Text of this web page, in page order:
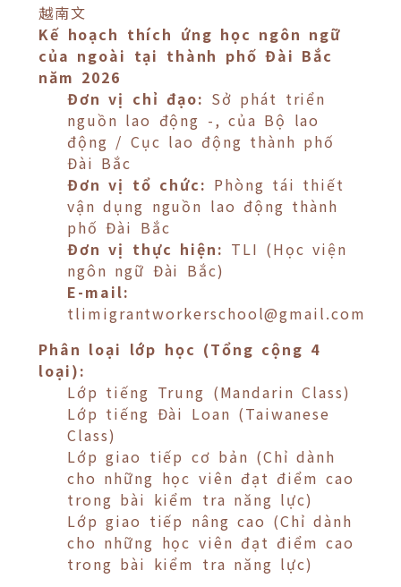
越南文
Kế hoạch thích ứng học ngôn ngữ
của ngoài tại thành phố Đài Bắc
năm 2026
Đơn vị chỉ đạo: Sở phát triển
nguồn lao động -, của Bộ lao
động / Cục lao động thành phố
Đài Bắc
Đơn vị tổ chức: Phòng tái thiết
vận dụng nguồn lao động thành
phố Đài Bắc
Đơn vị thực hiện: TLI (Học viện
ngôn ngữ Đài Bắc)
E-mail:
tlimigrantworkerschool@gmail.com
Phân loại lớp học (Tổng cộng 4
loại):
Lớp tiếng Trung (Mandarin Class)
Lớp tiếng Đài Loan (Taiwanese
Class)
Lớp giao tiếp cơ bản (Chỉ dành
cho những học viên đạt điểm cao
trong bài kiểm tra năng lực)
Lớp giao tiếp nâng cao (Chỉ dành
cho những học viên đạt điểm cao
trong bài kiểm tra năng lực)